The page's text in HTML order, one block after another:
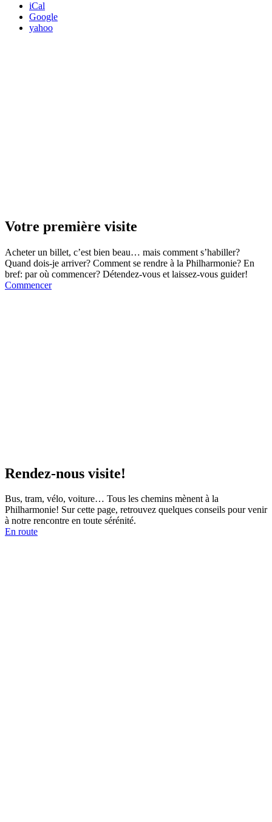
iCal
Google
yahoo
Votre première visite
Acheter un billet, c’est bien beau… mais comment s’habiller?
Quand dois-je arriver? Comment se rendre à la Philharmonie? En
bref: par où commencer? Détendez-vous et laissez-vous guider!
Commencer
Rendez-nous visite!
Bus, tram, vélo, voiture… Tous les chemins mènent à la
Philharmonie! Sur cette page, retrouvez quelques conseils pour venir
à notre rencontre en toute sérénité.
En route